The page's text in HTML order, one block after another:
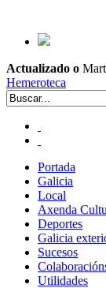
Actualizado o
Hemeroteca
Portada
Galicia
Local
Axenda
Deportes
Galicia
Sucesos
Utilidades